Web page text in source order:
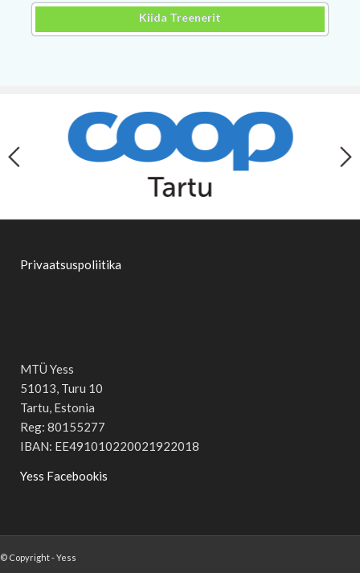
Kiida Treenerit
Privaatsuspoliitika
MTÜ Yess
51013, Turu 10
Tartu, Estonia
Reg: 80155277
IBAN: EE491010220021922018
Yess Facebookis
© Copyright - Yess